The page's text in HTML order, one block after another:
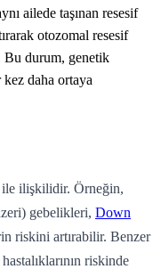
ailede taşınan resesif
otozomal resesif
Bu durum, genetik
kez daha ortaya
ile ilişkilidir. Örneğin,
gebelikleri, Down
riskini artırabilir. Benzer
riskinde